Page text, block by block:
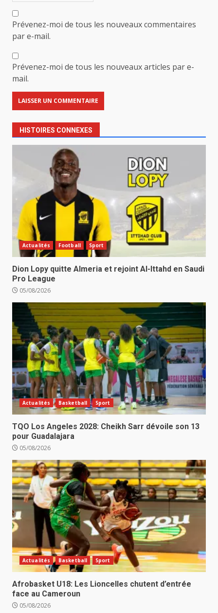
Prévenez-moi de tous les nouveaux commentaires
par e-mail.
Prévenez-moi de tous les nouveaux articles par e-
mail.
HISTOIRES CONNEXES
Actualités Football Sport
Dion Lopy quitte Almeria et rejoint Al-Ittahd en Saudi
Pro League
05/08/2026
Actualités Basketball Sport
TQO Los Angeles 2028: Cheikh Sarr dévoile son 13
pour Guadalajara
05/08/2026
Actualités Basketball Sport
Afrobasket U18: Les Lioncelles chutent d’entrée
face au Cameroun
05/08/2026